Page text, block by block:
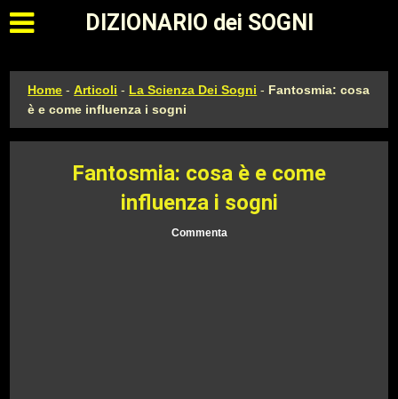
Apri il menu principale
DIZIONARIO dei SOGNI
Home -Articoli - La Scienza Dei Sogni - Fantosmia: cosa
è e come influenza i sogni
Fantosmia: cosa è e come
influenza i sogni
Commenta